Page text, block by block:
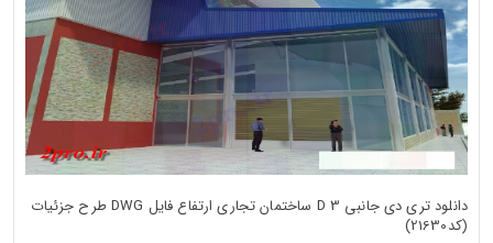
دانلود تری دی جانبی 3 D ساختمان تجاری ارتفاع فایل DWG طرح جزئیات
(کد21630)